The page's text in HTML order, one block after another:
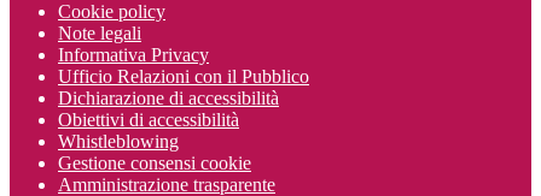
Cookie policy
Note legali
Informativa Privacy
Ufficio Relazioni con il Pubblico
Dichiarazione di accessibilità
Obiettivi di accessibilità
Whistleblowing
Gestione consensi cookie
Amministrazione trasparente